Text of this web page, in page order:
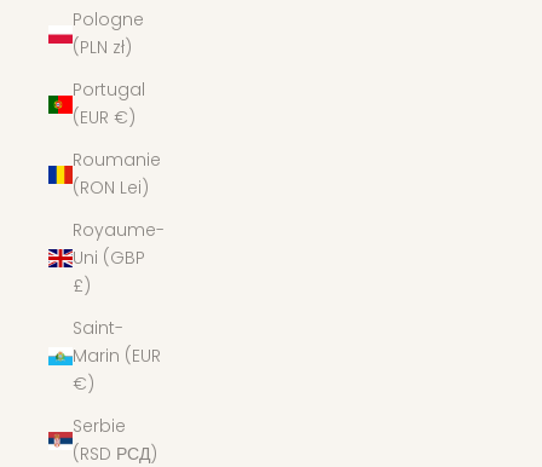
Pologne
(PLN zł)
Portugal
(EUR €)
Roumanie
(RON Lei)
Royaume-
Uni (GBP
£)
Saint-
Marin (EUR
€)
Serbie
(RSD РСД)